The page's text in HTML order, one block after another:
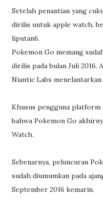
Setelah penantian yang
dirilis untuk apple watch,
liputan6.
Pokemon Go memang
dirilis pada bulan Juli 2016.
Niantic Labs menelantarkan
Khusus pengguna platform
bahwa Pokemon Go
Watch.
Sebenarnya, peluncuran
sudah diumumkan pada
September 2016 kemarin.